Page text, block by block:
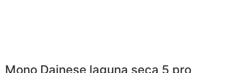
Mono Dainese laguna seca 5 pro